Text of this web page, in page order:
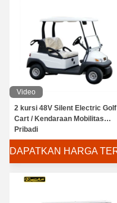
Video
2 kursi 48V Silent Electric Golf
Cart / Kendaraan Mobilitas
Pribadi